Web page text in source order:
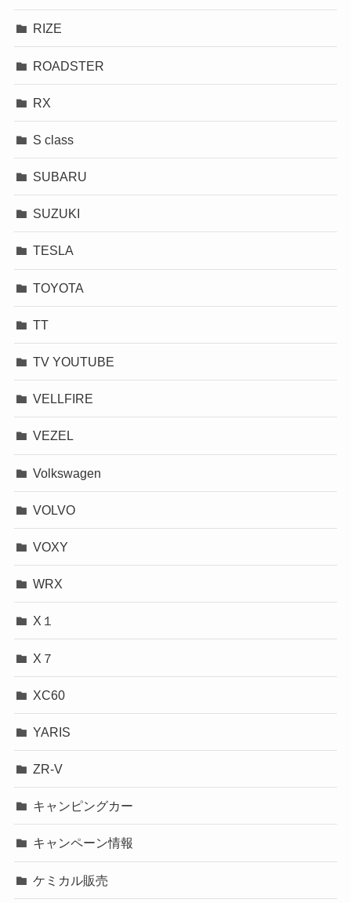
RIZE
ROADSTER
RX
S class
SUBARU
SUZUKI
TESLA
TOYOTA
TT
TV YOUTUBE
VELLFIRE
VEZEL
Volkswagen
VOLVO
VOXY
WRX
X１
X７
XC60
YARIS
ZR-V
キャンピングカー
キャンペーン情報
ケミカル販売